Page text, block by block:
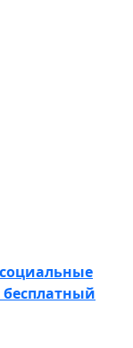
бесплатный